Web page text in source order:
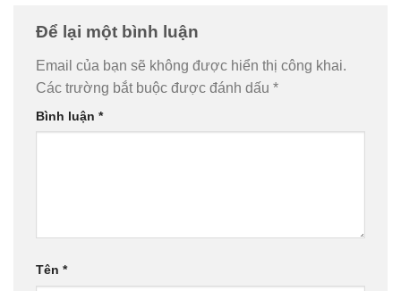
Để lại một bình luận
Email của bạn sẽ không được hiển thị công khai.
Các trường bắt buộc được đánh dấu *
Bình luận *
Tên *